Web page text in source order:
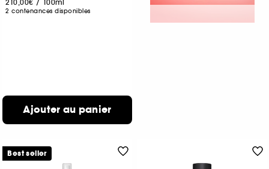
210,00€ / 100ml
2 contenances disponibles
Ajouter au panier
Best seller